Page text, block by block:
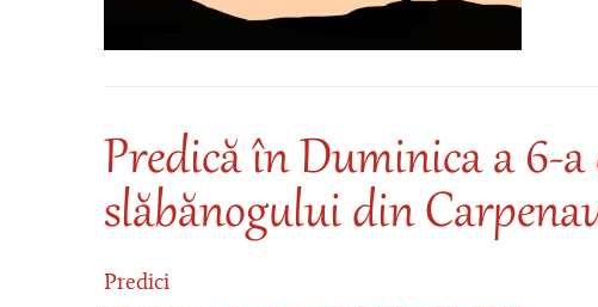
Predică în Duminica a 6-
slăbănogului din
Predici